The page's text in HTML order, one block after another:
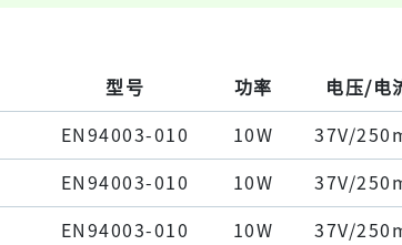
型号 功率 电压/电
EN94003-010 10W 37V/
EN94003-010 10W 37V/
EN94003-010 10W 37V/